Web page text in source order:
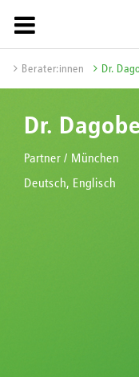
Berater:innen Dr.
Dr.
Partner / München
Deutsch, Englisch